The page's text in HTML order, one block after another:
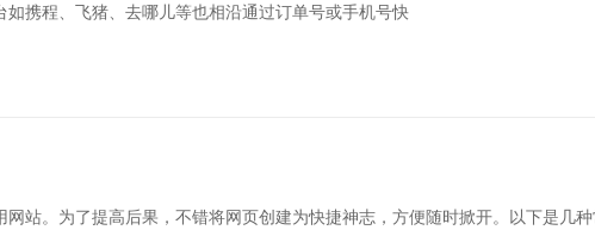
携程、飞猪、去哪儿等也相沿通过订单号或手机号快
站。为了提高后果，不错将网页创建为快捷神志，方便随时掀开。以下是几